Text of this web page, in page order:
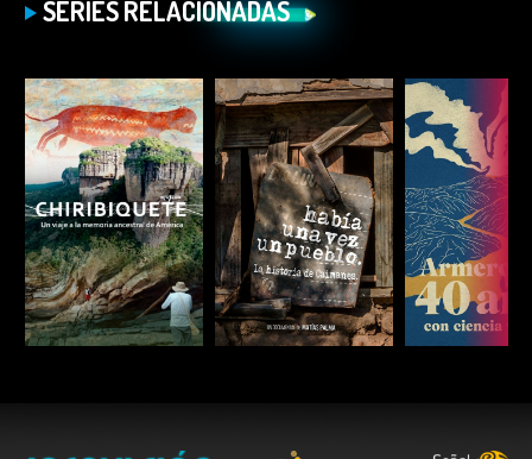
SERIES RELACIONADAS
ESCUCHAR ESCUCHAR